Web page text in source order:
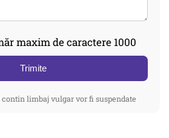
maxim de caractere 1000
Trimite
limbaj vulgar vor fi suspendate